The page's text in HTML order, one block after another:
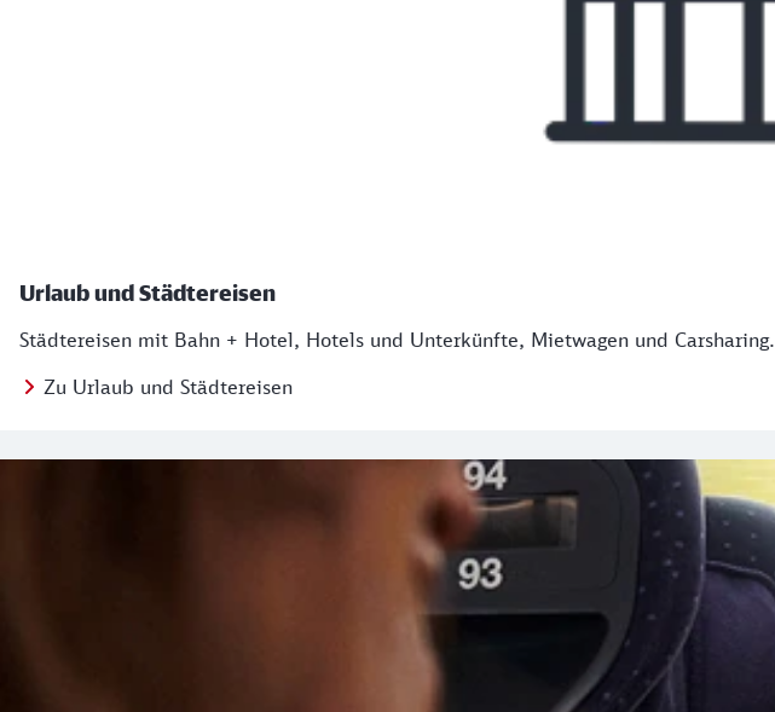
Urlaub und Städtereisen
Städtereisen mit Bahn + Hotel, Hotels und Unterkünfte, Mietwagen und Carsharing.
Zu Urlaub und Städtereisen